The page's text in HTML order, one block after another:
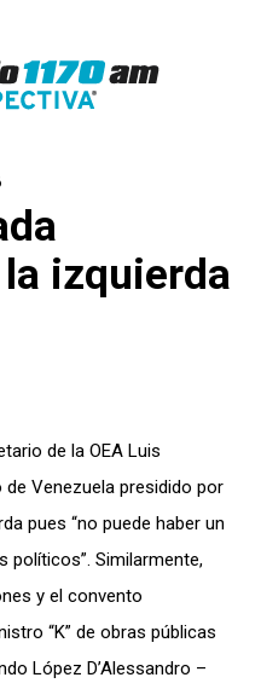
izquierda
de la OEA Luis
Venezuela presidido por
pues “no puede haber un
políticos”. Similarmente,
y el convento
“K” de obras públicas
López D’Alessandro –